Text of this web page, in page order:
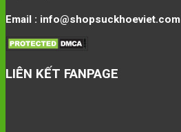
Email : info@shopsuckhoeviet.com
LIÊN KẾT FANPAGE